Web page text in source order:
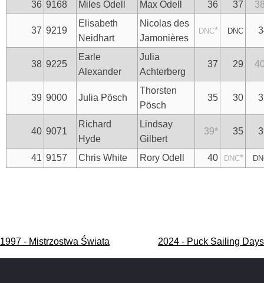
36 9168 Miles Odell Max Odell 36 37
37 9219
Elisabeth
Neidhart
Nicolas des
Jamonières
DNC* DNC
38 9225
Earle
Alexander
Julia
Achterberg
37 29
39 9000 Julia Pösch
Thorsten
Pösch
35 30
40 9071
Richard
Hyde
Lindsay
Gilbert
39* 35
41 9157 Chris White Rory Odell 40 DNC*
Nawigacja
wpisu
1997 - Mistrzostwa Świata 2024 - Puck Sailing Days